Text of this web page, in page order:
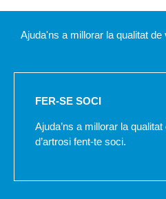
Ajuda'ns a millorar la qualitat
FER-SE SOCI
Ajuda’ns a millorar la
d’artrosi fent-te soci.